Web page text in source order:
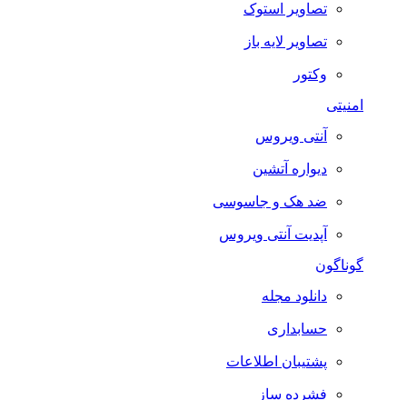
تصاویر استوک
تصاویر لایه باز
وکتور
امنیتی
آنتی ویروس
دیواره آتشین
ضد هک و جاسوسی
آپدیت آنتی ویروس
گوناگون
دانلود مجله
حسابداری
پشتیبان اطلاعات
فشرده ساز